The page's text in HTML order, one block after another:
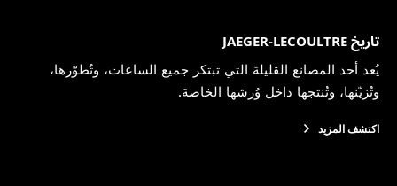
تاريخ JAEGER-LECOULTRE
يُعد أحد المصانع القليلة التي تبتكر جميع الساعات، وتُطوّرها،
وتُزيّنها، وتُنتجها داخل وُرشها الخاصة.
اكتشف المزيد